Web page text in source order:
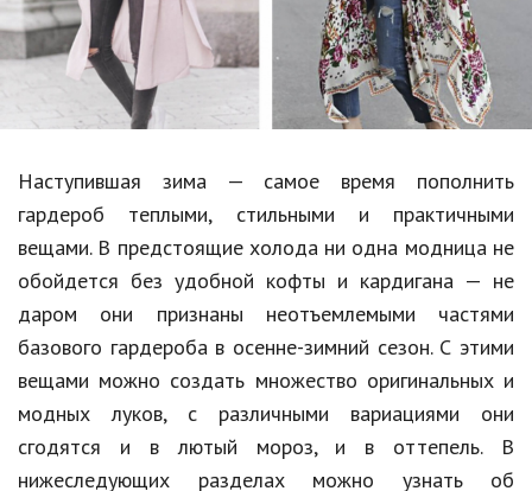
В мире
Культура
Авто, мото
Спорт
Знаменитости
Статьи
Обзоры
Красота и здоровье
Наступившая зима — самое время пополнить
гардероб теплыми, стильными и практичными
вещами. В предстоящие холода ни одна модница не
обойдется без удобной кофты и кардигана — не
даром они признаны неотъемлемыми частями
базового гардероба в осенне-зимний сезон. С этими
вещами можно создать множество оригинальных и
модных луков, с различными вариациями они
сгодятся и в лютый мороз, и в оттепель. В
нижеследующих разделах можно узнать об